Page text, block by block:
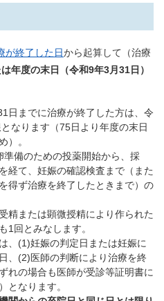
が終了した日から起算して（治療
年度の末日（令和9年3月31日）
日までに治療が終了した方は、令
なります（75日より年度の末日
）。
準備のための投薬開始から、採
経て、妊娠の確認検査まで（また
得ず治療を終了したときまで）の
精または顕微授精により作られた
1回とみなします。
、(1)妊娠の判定日または妊娠に
、(2)医師の判断により治療を終
れの場合も医師が受診等証明書に
となります。